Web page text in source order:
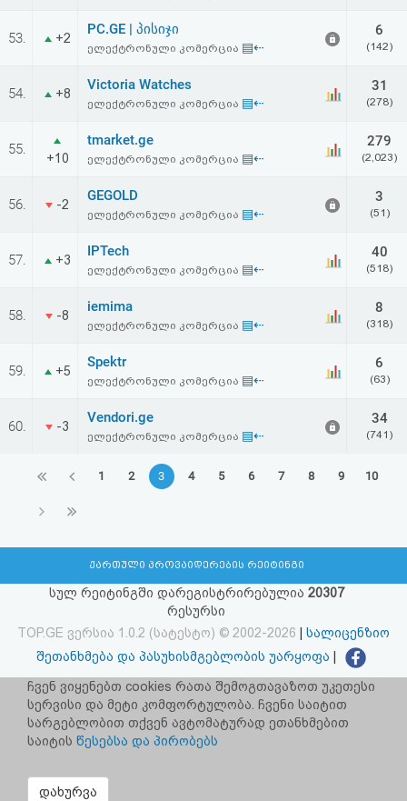
53. +2
PC.GE | პისიჯი
ელექტრონული კომერცია ▤⇠
6
(142)
54. +8
Victoria Watches
ელექტრონული კომერცია ▤⇠
31
(278)
55.
+10
tmarket.ge
ელექტრონული კომერცია ▤⇠
279
(2,023)
56. -2
GEGOLD
ელექტრონული კომერცია ▤⇠
3
(51)
57. +3
IPTech
ელექტრონული კომერცია ▤⇠
40
(518)
58. -8
iemima
ელექტრონული კომერცია ▤⇠
8
(318)
59. +5
Spektr
ელექტრონული კომერცია ▤⇠
6
(63)
60. -3
Vendori.ge
ელექტრონული კომერცია ▤⇠
34
(741)
1 2 3 4 5 6 7 8 9 10
ქართული პროვაიდერების რეიტინგი
სულ რეიტინგში დარეგისტრირებულია 20307
რესურსი
TOP.GE ვერსია 1.0.2 (სატესტო) © 2002-2026
სალიცენზიო
შეთანხმება და პასუხისმგებლობის უარყოფა
facebook.com/TOP.GE
იხილეთ TOP.GE - ის ძველი ვერსია ბმულზე
TOP.GE-ს სერვერების განთავსებას და ინტერნეტთან კავშირს
ჩვენ ვიყენებთ cookies რათა შემოგთავაზოთ უკეთესი
სერვისი და მეტი კომფორტულობა. ჩვენი საიტით
სარგებლობით თქვენ ავტომატურად ეთანხმებით
საიტის წესებსა და პირობებს
დახურვა